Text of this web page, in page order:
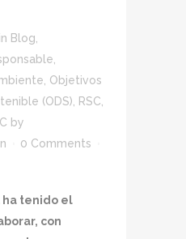
in Blog
Objetivos
(ODS)
RSC
by
0 Comments
ha tenido el
con